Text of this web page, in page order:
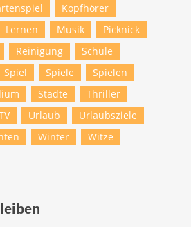
Kopfhörer
Lernen Musik
Picknick
Reinigung
Schule
Spiel Spiele
Spielen
Städte
Thriller
Urlaub
Urlaubsziele
Winter
Witze